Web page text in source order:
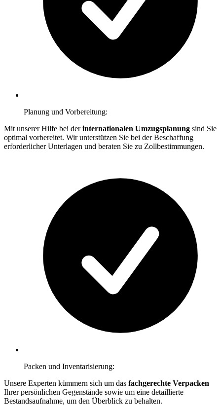
Planung und Vorbereitung:
Mit unserer Hilfe bei derinternationalen Umzugsplanung sind Sie
optimal vorbereitet. Wir unterstützen Sie bei der Beschaffung
erforderlicher Unterlagen und beraten Sie zu Zollbestimmungen.
Packen und Inventarisierung:
Unsere Experten kümmern sich um das fachgerechte Verpacken
Ihrer persönlichen Gegenstände sowie um eine detaillierte
Bestandsaufnahme, um den Überblick zu behalten.